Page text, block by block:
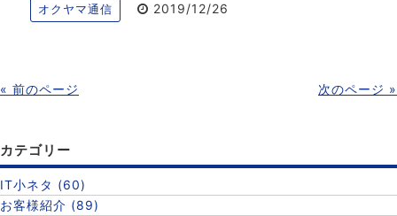
オクヤマ通信 2019/12/26
« 前のページ 次のページ »
カテゴリー
IT小ネタ (60)
お客様紹介 (89)